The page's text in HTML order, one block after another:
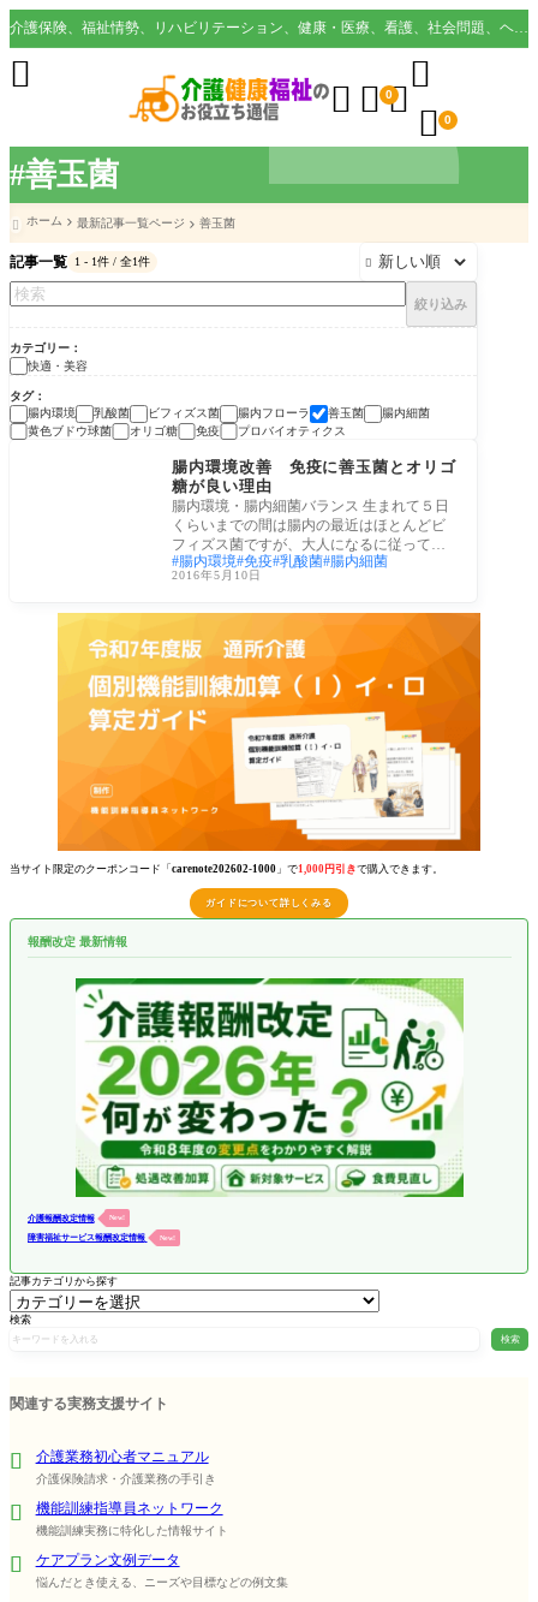
#善玉菌
介護保険、福祉情勢、リハビリテーション、健康・医療、看護、社会問題、ヘルスケア業界など様々な切り口から役立つ情報を配信。
  0

 0

 ホーム 最新記事一覧ページ 善玉菌
記事一覧 1 - 1件 / 全1件 
絞り込み
カテゴリー
快適・美容
タグ
腸内環境
乳酸菌 ビフィズス菌 腸内フローラ 善玉菌
腸内細菌
黄色ブドウ球菌
オリゴ糖 免疫 プロバイオティクス
快適・美容
腸内環境改善 免疫に善玉菌とオリゴ
糖が良い理由
腸内環境・腸内細菌バランス 生まれて５日
くらいまでの間は腸内の最近はほとんどビ
フィズス菌ですが、大人になるに従って５
００
腸内環境 免疫 乳酸菌 腸内細菌
2016年5月10日
当サイト限定のクーポンコード「 carenote202602-1000 」で1,000円引きで購入できます。
ガイドについて詳しくみる
報酬改定 最新情報
介護報酬改定情報 New!
障害福祉サービス報酬改定情報 New!
記事カテゴリから探す
検索
検索
関連する実務支援サイト
介護業務初心者マニュアル
介護保険請求・介護業務の手引き
機能訓練指導員ネットワーク
機能訓練実務に特化した情報サイト
ケアプラン文例データ
悩んだとき使える、ニーズや目標などの例文集